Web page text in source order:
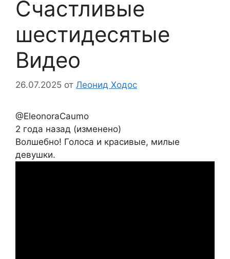
Счастливые
шестидесятые
Видео
26.07.2025 от Леонид Ходос
@EleonoraCaumo
2 года назад (изменено)
Волшебно! Голоса и красивые, милые
девушки.